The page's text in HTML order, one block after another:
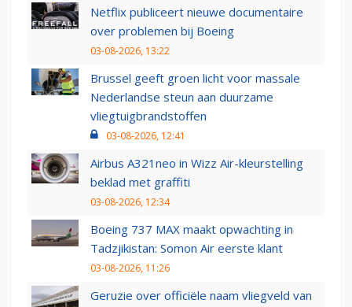
Netflix publiceert nieuwe documentaire
over problemen bij Boeing
03-08-2026, 13:22
Brussel geeft groen licht voor massale
Nederlandse steun aan duurzame
vliegtuigbrandstoffen
03-08-2026, 12:41
Airbus A321neo in Wizz Air-kleurstelling
beklad met graffiti
03-08-2026, 12:34
Boeing 737 MAX maakt opwachting in
Tadzjikistan: Somon Air eerste klant
03-08-2026, 11:26
Geruzie over officiële naam vliegveld van